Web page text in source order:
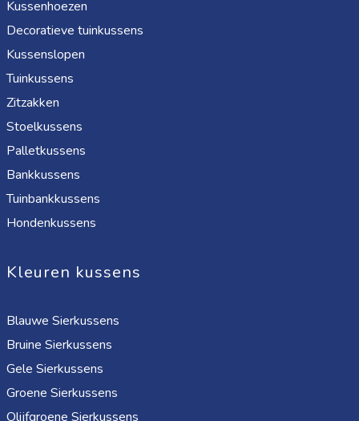
Kussenhoezen
Decoratieve tuinkussens
Kussenslopen
Tuinkussens
Zitzakken
Stoelkussens
Palletkussens
Bankkussens
Tuinbankkussens
Hondenkussens
Kleuren kussens
Blauwe Sierkussens
Bruine Sierkussens
Gele Sierkussens
Groene Sierkussens
Olijfgroene Sierkussens